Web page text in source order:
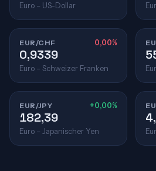
Euro – US-Dollar
EUR/CHF 0,00%
0,9339
Euro – Schweizer Franken
EUR/JPY +0,00%
182,39
Euro – Japanischer Yen